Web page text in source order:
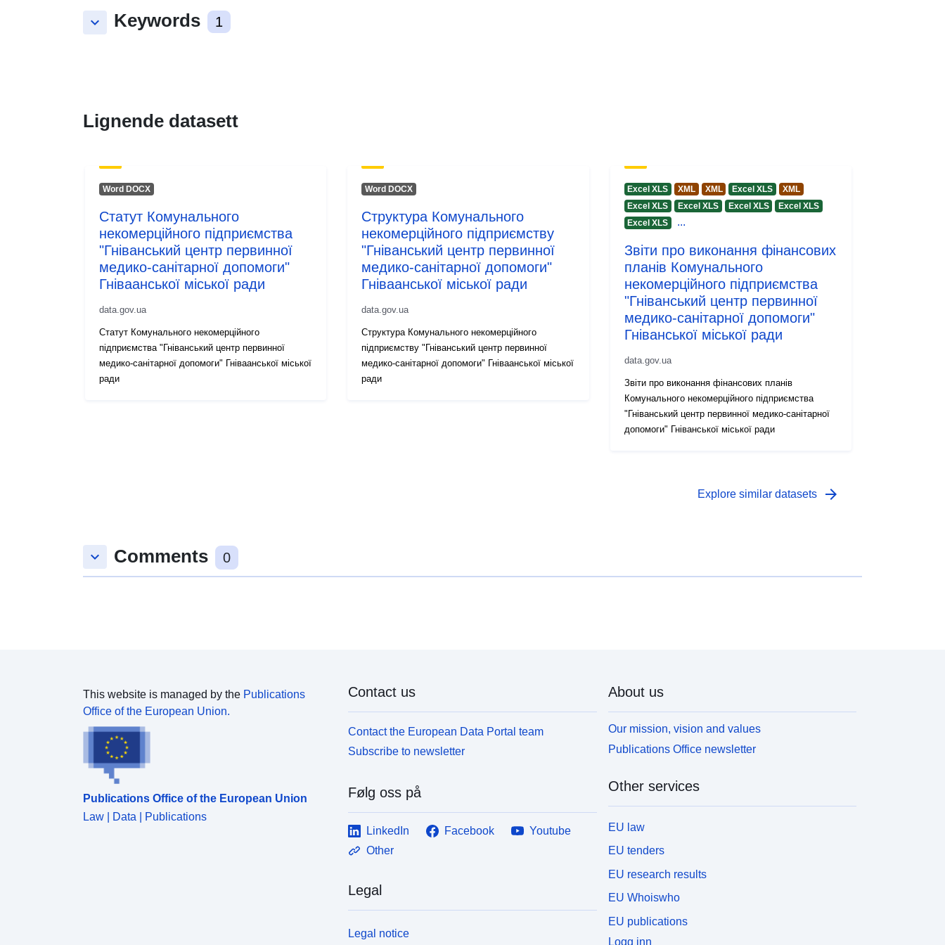
keyboard_arrow_down Keywords 1
Lignende datasett
Word DOCX
Статут Комунального
некомерційного підприємства
"Гніванський центр первинної
медико-санітарної допомоги"
Гніваанської міської ради
data.gov.ua
Статут Комунального некомерційного
підприємства "Гніванський центр первинної
медико-санітарної допомоги" Гніваанської міської
ради
Word DOCX
Структура Комунального
некомерційного підприємству
"Гніванський центр первинної
медико-санітарної допомоги"
Гніваанської міської ради
data.gov.ua
Структура Комунального некомерційного
підприємству "Гніванський центр первинної
медико-санітарної допомоги" Гніваанської міської
ради
Excel XLS XML XML Excel XLS
XML
Excel XLS
Excel XLS Excel XLS
Excel XLS
Excel XLS
...
Звіти про виконання фінансових
планів Комунального
некомерційного підприємства
"Гніванський центр первинної
медико-санітарної допомоги"
Гніванської міської ради
data.gov.ua
Звіти про виконання фінансових планів
Комунального некомерційного підприємства
"Гніванський центр первинної медико-санітарної
допомоги" Гніванської міської ради
Explore similar datasets arrow_forward
keyboard_arrow_down Comments 0
This website is managed by the Publications
Office of the European Union.
Publications Office of the European Union
Law | Data | Publications
Contact us
Contact the European Data Portal team
Subscribe to newsletter
Følg oss på
LinkedIn Facebook
Youtube
Other
Legal
Legal notice
About us
Our mission, vision and values
Publications Office newsletter
Other services
EU law
EU tenders
EU research results
EU Whoiswho
EU publications
Logg inn